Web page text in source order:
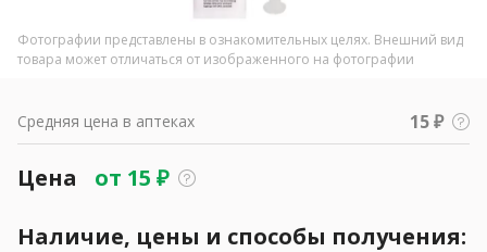
Фотографии представлены в ознакомительных целях. Внешний вид
товара может отличаться от изображенного на фотографии
Средняя цена в аптеках 15 ₽
Цена от 15 ₽
Наличие, цены и способы получения: